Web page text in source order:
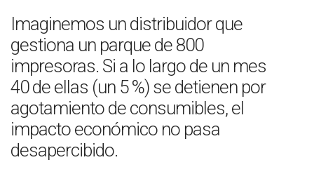
Imaginemos un distribuidor que
gestiona un parque de 800
impresoras. Si a lo largo de un mes
40 de ellas (un 5 %) se detienen por
agotamiento de consumibles, el
impacto económico no pasa
desapercibido.